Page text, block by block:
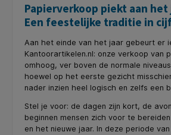
Papierverkoop piekt aan
Een feestelijke traditie in
Aan het einde van het jaar gebeurt er
Kantoorartikelen.nl: onze verkoop van
omhoog, ver boven de normale
hoewel op het eerste gezicht
nader inzien heel logisch en zelfs een
Stel je voor: de dagen zijn kort, de
beginnen mensen zich voor te
en het nieuwe jaar. In deze periode